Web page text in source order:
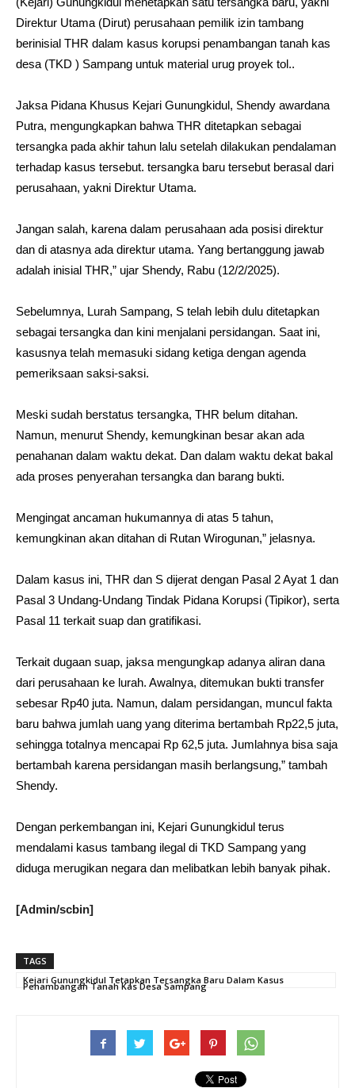
Direktur Utama (Dirut) perusahaan pemilik izin tambang
berinisial THR dalam kasus korupsi penambangan tanah kas
desa (TKD ) Sampang untuk material urug proyek tol..
Jaksa Pidana Khusus Kejari Gunungkidul, Shendy awardana
Putra, mengungkapkan bahwa THR ditetapkan sebagai
tersangka pada akhir tahun lalu setelah dilakukan pendalaman
terhadap kasus tersebut. tersangka baru tersebut berasal dari
perusahaan, yakni Direktur Utama.
Jangan salah, karena dalam perusahaan ada posisi direktur
dan di atasnya ada direktur utama. Yang bertanggung jawab
adalah inisial THR,” ujar Shendy, Rabu (12/2/2025).
Sebelumnya, Lurah Sampang, S telah lebih dulu ditetapkan
sebagai tersangka dan kini menjalani persidangan. Saat ini,
kasusnya telah memasuki sidang ketiga dengan agenda
pemeriksaan saksi-saksi.
Meski sudah berstatus tersangka, THR belum ditahan.
Namun, menurut Shendy, kemungkinan besar akan ada
penahanan dalam waktu dekat. Dan dalam waktu dekat bakal
ada proses penyerahan tersangka dan barang bukti.
Mengingat ancaman hukumannya di atas 5 tahun,
kemungkinan akan ditahan di Rutan Wirogunan,” jelasnya.
Dalam kasus ini, THR dan S dijerat dengan Pasal 2 Ayat 1 dan
Pasal 3 Undang-Undang Tindak Pidana Korupsi (Tipikor), serta
Pasal 11 terkait suap dan gratifikasi.
Terkait dugaan suap, jaksa mengungkap adanya aliran dana
dari perusahaan ke lurah. Awalnya, ditemukan bukti transfer
sebesar Rp40 juta. Namun, dalam persidangan, muncul fakta
baru bahwa jumlah uang yang diterima bertambah Rp22,5 juta,
sehingga totalnya mencapai Rp 62,5 juta. Jumlahnya bisa saja
bertambah karena persidangan masih berlangsung,” tambah
Shendy.
Dengan perkembangan ini, Kejari Gunungkidul terus
mendalami kasus tambang ilegal di TKD Sampang yang
diduga merugikan negara dan melibatkan lebih banyak pihak.
[Admin/scbin]
TAGS
Kejari Gunungkidul Tetapkan Tersangka Baru Dalam Kasus
Penambangan Tanah Kas Desa Sampang